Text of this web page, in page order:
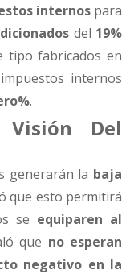
internos para
del 19%
tipo fabricados en
internos
.
Visión Del
generarán la baja
que esto permitirá
se equiparen al
que no esperan
negativo en la